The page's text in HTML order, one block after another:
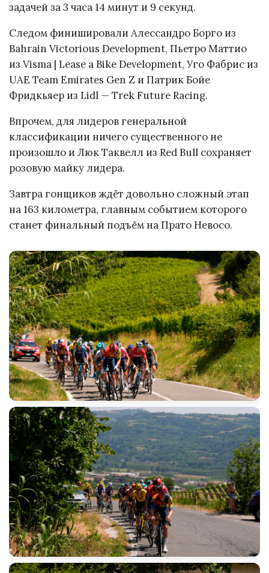
задачей за 3 часа 14 минут и 9 секунд.
Следом финишировали Алессандро Борго из
Bahrain Victorious Development, Пьетро Маттио
из Visma | Lease a Bike Development, Уго Фабрис из
UAE Team Emirates Gen Z и Патрик Бойе
Фридкьяер из Lidl — Trek Future Racing.
Впрочем, для лидеров генеральной
классификации ничего существенного не
произошло и Люк Таквелл из Red Bull сохраняет
розовую майку лидера.
Завтра гонщиков ждёт довольно сложный этап
на 163 километра, главным событием которого
станет финальный подъём на Прато Невосо.